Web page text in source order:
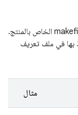
يتم تحديد المتغيرات الخاصة بالمنتج في ملف makefile الخاص بالمنتج.
بها في ملف تعريف
مثال